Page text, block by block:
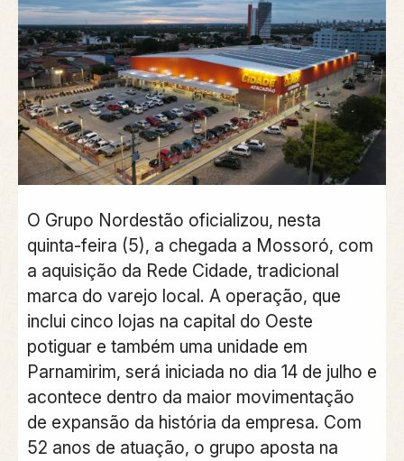
O Grupo Nordestão oficializou, nesta
quinta-feira (5), a chegada a Mossoró, com
a aquisição da Rede Cidade, tradicional
marca do varejo local. A operação, que
inclui cinco lojas na capital do Oeste
potiguar e também uma unidade em
Parnamirim, será iniciada no dia 14 de julho e
acontece dentro da maior movimentação
de expansão da história da empresa. Com
52 anos de atuação, o grupo aposta na